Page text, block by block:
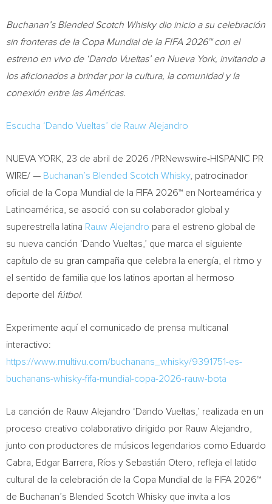
Buchanan’s Blended Scotch Whisky dio inicio a su celebración
sin fronteras de la Copa Mundial de la FIFA 2026™ con el
estreno en vivo de ‘Dando Vueltas’ en Nueva York, invitando a
los aficionados a brindar por la cultura, la comunidad y la
conexión entre las Américas.
Escucha ‘Dando Vueltas’ de Rauw Alejandro
NUEVA YORK 23 de abril de 2026 /PRNewswire-HISPANIC PR
WIRE/ — Buchanan’s Blended Scotch Whisky, patrocinador
oficial de la Copa Mundial de la FIFA 2026™ en Norteamérica y
Latinoamérica, se asoció con su colaborador global y
superestrella latina Rauw Alejandro para el estreno global de
su nueva canción ‘Dando Vueltas,’ que marca el siguiente
capítulo de su gran campaña que celebra la energía, el ritmo y
el sentido de familia que los latinos aportan al hermoso
deporte del
fútbol.
Experimente aquí el comunicado de prensa multicanal
interactivo:
https://www.multivu.com/buchanans_whisky/9391751-es-
buchanans-whisky-fifa-mundial-copa-2026-rauw-bota
La canción de Rauw Alejandro ‘Dando Vueltas,’ realizada en un
proceso creativo colaborativo dirigido por Rauw Alejandro,
junto con productores de músicos legendarios como Eduardo
Cabra, Edgar Barrera, Ríos y Sebastián Otero, refleja el latido
cultural de la celebración de la Copa Mundial de la FIFA 2026™
de Buchanan’s Blended Scotch Whisky que invita a los